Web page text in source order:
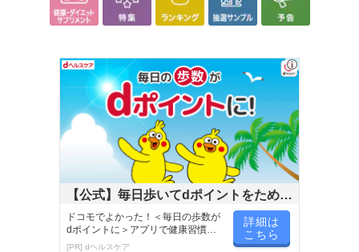
【公式】毎日歩いてdポイントをためよ
う！
ドコモでよかった！＜毎日の歩数が
dポイントに＞アプリで健康習慣が
楽しく続く！
[PR] dヘルスケア
詳細は
こちら